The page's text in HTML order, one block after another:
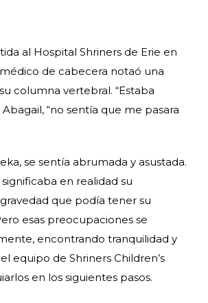
al Hospital Shriners de Erie en
de cabecera notaó una
columna vertebral. “Estaba
“no sentía que me pasara
se sentía abrumada y asustada.
en realidad su
que podía tener su
esas preocupaciones se
encontrando tranquilidad y
equipo de Shriners Children’s
en los siguientes pasos.